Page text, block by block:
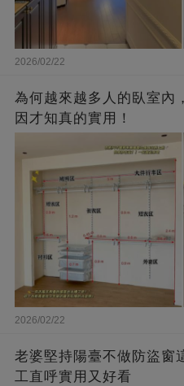
2026/02/22
為何越來越多人的臥室內
因才知真的實用！
2026/02/22
老婆堅持陽臺不做防盜窗
工直呼實用又好看